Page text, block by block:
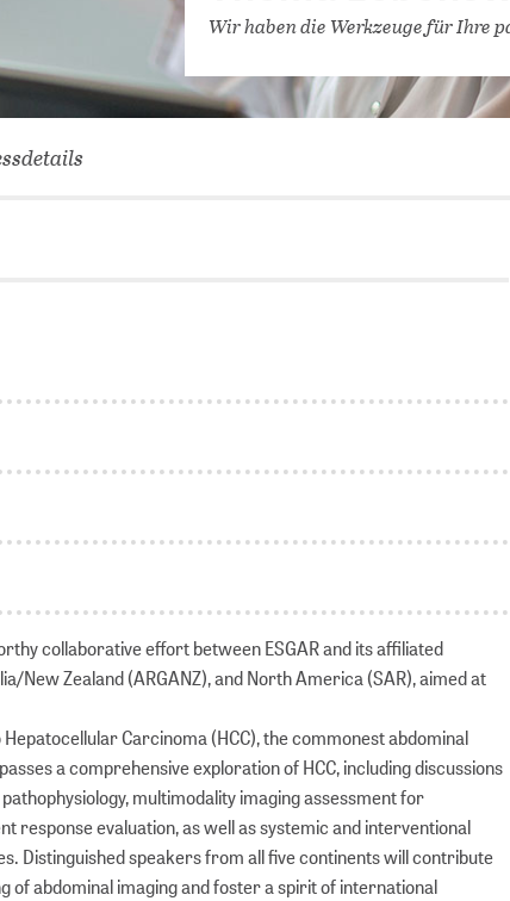
VERNETZEN: WIR FÜR SIE
DATENBANKEN (DBIS)
DIGITALE SAMMLUNGEN
Wir haben die Werkzeuge für Ihre
collaborative effort between ESGAR and its affiliated
New Zealand (ARGANZ), and North America (SAR), aimed at
Carcinoma (HCC), the commonest abdominal
a comprehensive exploration of HCC, including discussions
multimodality imaging assessment for
response evaluation, as well as systemic and interventional
Distinguished speakers from all five continents will contribute
of abdominal imaging and foster a spirit of international